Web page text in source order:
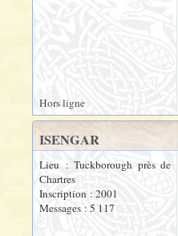
Hors ligne
ISENGAR
Lieu : Tuckborough près de
Chartres
Inscription : 2001
Messages : 5 117